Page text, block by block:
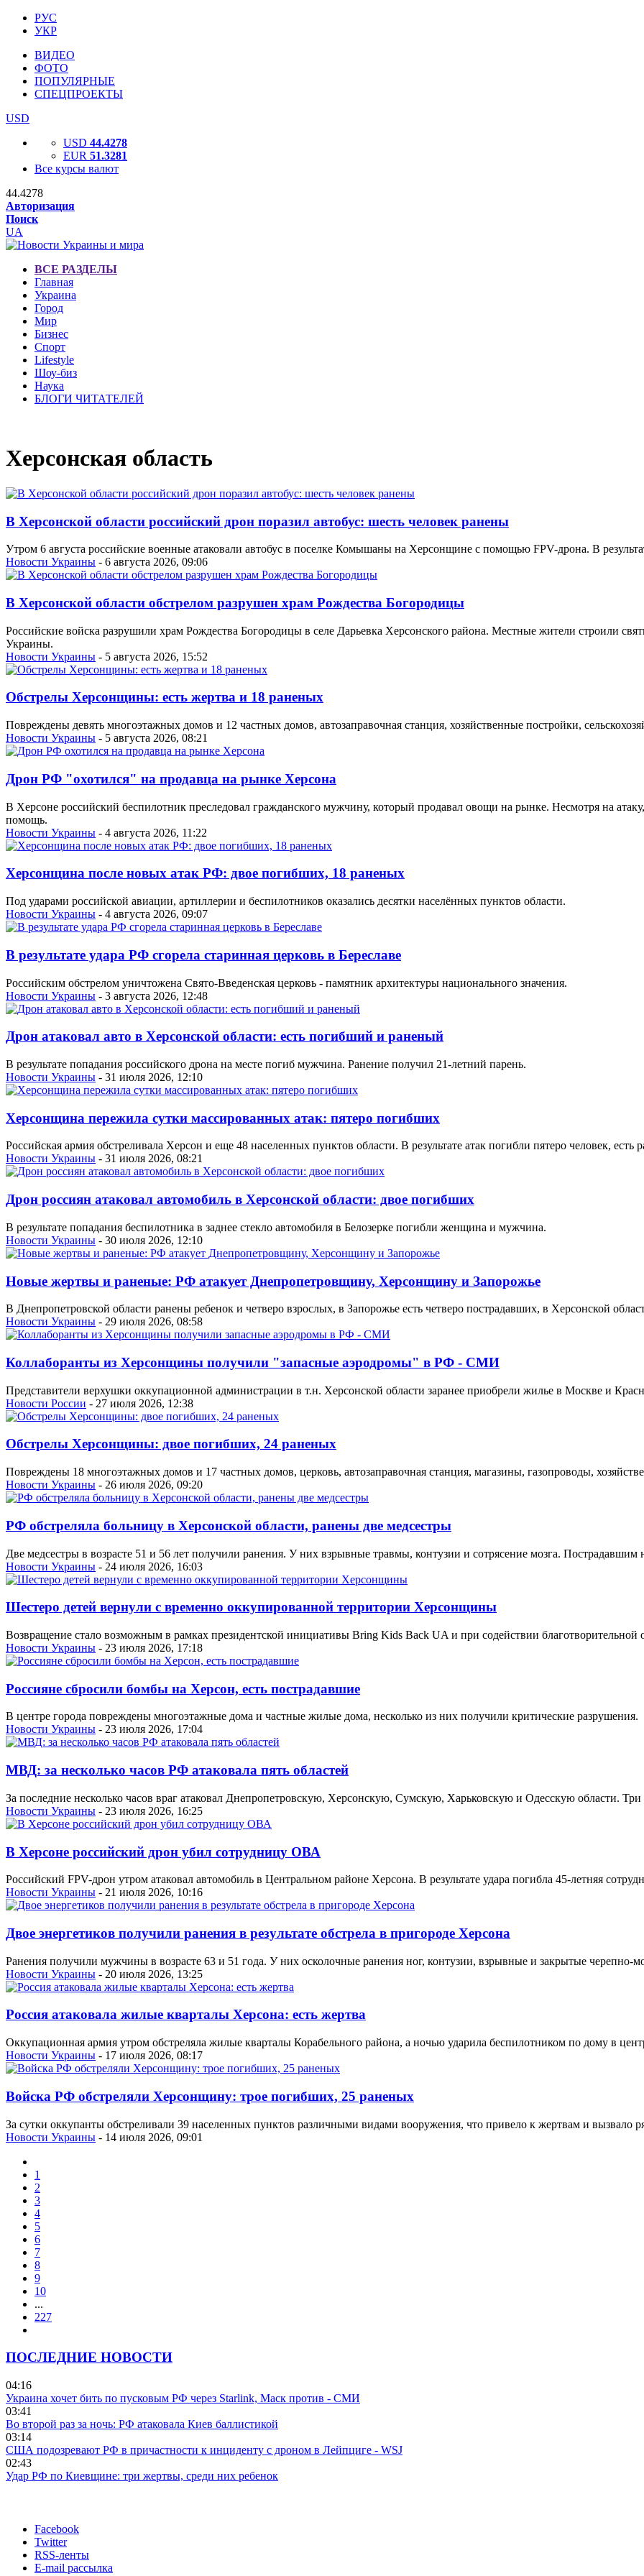
РУС
УКР
ВИДЕО
ФОТО
ПОПУЛЯРНЫЕ
СПЕЦПРОЕКТЫ
USD
USD 44.4278
EUR 51.3281
Все курсы валют
44.4278
Авторизация
Поиск
UA
ВСЕ РАЗДЕЛЫ
Главная
Украина
Город
Мир
Бизнес
Спорт
Lifestyle
Шоу-биз
Наука
БЛОГИ ЧИТАТЕЛЕЙ
Херсонская область
В Херсонской области российский дрон поразил автобус: шесть человек ранены
Утром 6 августа российские военные атаковали автобус в поселке Комышаны на Херсонщине с помощью FPV-дрона. В
Новости Украины - 6 августа 2026, 09:06
В Херсонской области обстрелом разрушен храм Рождества Богородицы
Российские войска разрушили храм Рождества Богородицы в селе Дарьевка Херсонского района. Местные жители строили
Украины.
Новости Украины - 5 августа 2026, 15:52
Обстрелы Херсонщины: есть жертва и 18 раненых
Повреждены девять многоэтажных домов и 12 частных домов, автозаправочная станция, хозяйственные постройки,
Новости Украины - 5 августа 2026, 08:21
Дрон РФ "охотился" на продавца на рынке Херсона
В Херсоне российский беспилотник преследовал гражданского мужчину, который продавал овощи на рынке. Несмотря на
помощь.
Новости Украины - 4 августа 2026, 11:22
Херсонщина после новых атак РФ: двое погибших, 18 раненых
Под ударами российской авиации, артиллерии и беспилотников оказались десятки населённых пунктов области.
Новости Украины - 4 августа 2026, 09:07
В результате удара РФ сгорела старинная церковь в Береславе
Российским обстрелом уничтожена Свято-Введенская церковь - памятник архитектуры национального значения.
Новости Украины - 3 августа 2026, 12:48
Дрон атаковал авто в Херсонской области: есть погибший и раненый
В результате попадания российского дрона на месте погиб мужчина. Ранение получил 21-летний парень.
Новости Украины - 31 июля 2026, 12:10
Херсонщина пережила сутки массированных атак: пятеро погибших
Российская армия обстреливала Херсон и еще 48 населенных пунктов области. В результате атак погибли пятеро человек, есть
Новости Украины - 31 июля 2026, 08:21
Дрон россиян атаковал автомобиль в Херсонской области: двое погибших
В результате попадания беспилотника в заднее стекло автомобиля в Белозерке погибли женщина и мужчина.
Новости Украины - 30 июля 2026, 12:10
Новые жертвы и раненые: РФ атакует Днепропетровщину, Херсонщину и Запорожье
В Днепропетровской области ранены ребенок и четверо взрослых, в Запорожье есть четверо пострадавших, в Херсонской
Новости Украины - 29 июля 2026, 08:58
Коллаборанты из Херсонщины получили "запасные аэродромы" в РФ - СМИ
Представители верхушки оккупационной администрации в т.н. Херсонской области заранее приобрели жилье в Москве и
Новости России - 27 июля 2026, 12:38
Обстрелы Херсонщины: двое погибших, 24 раненых
Повреждены 18 многоэтажных домов и 17 частных домов, церковь, автозаправочная станция, магазины, газопроводы,
Новости Украины - 26 июля 2026, 09:20
РФ обстреляла больницу в Херсонской области, ранены две медсестры
Две медсестры в возрасте 51 и 56 лет получили ранения. У них взрывные травмы, контузии и сотрясение мозга. Пострадавшим
Новости Украины - 24 июля 2026, 16:03
Шестеро детей вернули с временно оккупированной территории Херсонщины
Возвращение стало возможным в рамках президентской инициативы Bring Kids Back UA и при содействии благотворительной
Новости Украины - 23 июля 2026, 17:18
Россияне сбросили бомбы на Херсон, есть пострадавшие
В центре города повреждены многоэтажные дома и частные жилые дома, несколько из них получили критические разрушения.
Новости Украины - 23 июля 2026, 17:04
МВД: за несколько часов РФ атаковала пять областей
За последние несколько часов враг атаковал Днепропетровскую, Херсонскую, Сумскую, Харьковскую и Одесскую области.
Новости Украины - 23 июля 2026, 16:25
В Херсоне российский дрон убил сотрудницу ОВА
Российский FPV-дрон утром атаковал автомобиль в Центральном районе Херсона. В результате удара погибла 45-летняя
Новости Украины - 21 июля 2026, 10:16
Двое энергетиков получили ранения в результате обстрела в пригороде Херсона
Ранения получили мужчины в возрасте 63 и 51 года. У них осколочные ранения ног, контузии, взрывные и закрытые черепно-
Новости Украины - 20 июля 2026, 13:25
Россия атаковала жилые кварталы Херсона: есть жертва
Оккупационная армия утром обстреляла жилые кварталы Корабельного района, а ночью ударила беспилотником по дому в
Новости Украины - 17 июля 2026, 08:17
Войска РФ обстреляли Херсонщину: трое погибших, 25 раненых
За сутки оккупанты обстреливали 39 населенных пунктов различными видами вооружения, что привело к жертвам и вызвало
Новости Украины - 14 июля 2026, 09:01
1
2
3
4
5
6
7
8
9
10
...
227
ПОСЛЕДНИЕ НОВОСТИ
04:16
Украина хочет бить по пусковым РФ через Starlink, Маск против - СМИ
03:41
Во второй раз за ночь: РФ атаковала Киев баллистикой
03:14
США подозревают РФ в причастности к инциденту с дроном в Лейпциге - WSJ
02:43
Удар РФ по Киевщине: три жертвы, среди них ребенок
Facebook
Twitter
RSS-ленты
E-mail рассылка